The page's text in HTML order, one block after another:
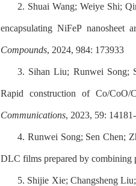
2. Shuai Wang; Weiye Shi;
encapsulating NiFeP nanosheet
Compounds, 2024, 984: 173933
3. Sihan Liu; Runwei Song;
Rapid construction of Co/
Communications, 2023, 59:
4. Runwei Song; Sen Chen;
DLC films prepared by combining
5. Shijie Xie; Changsheng